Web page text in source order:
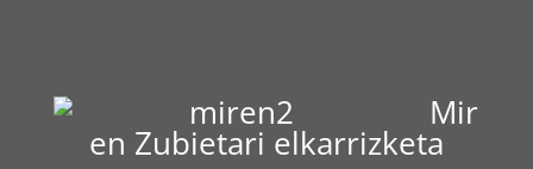
Mir
en Zubietari elkarrizketa